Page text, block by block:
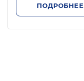
ПОДРОБНЕЕ